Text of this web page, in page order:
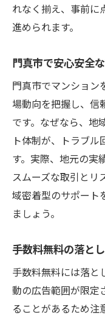
れなく揃え、事前に
進められます。
門真市で安心安全
門真市でマンション
場動向を把握し、信
です。なぜなら、地
ト体制が、トラブ
す。実際、地元の実
スムーズな取引とリ
域密着型のサポート
ましょう。
手数料無料の落と
手数料無料には落と
動の広告範囲が限定
ることがあるため注